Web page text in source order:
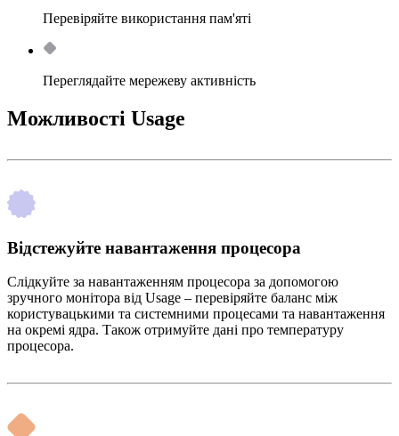
Перевіряйте використання пам'яті
Переглядайте мережеву активність
Можливості Usage
Відстежуйте навантаження процесора
Слідкуйте за навантаженням процесора за допомогою
зручного монітора від Usage – перевіряйте баланс між
користувацькими та системними процесами та навантаження
на окремі ядра. Також отримуйте дані про температуру
процесора.